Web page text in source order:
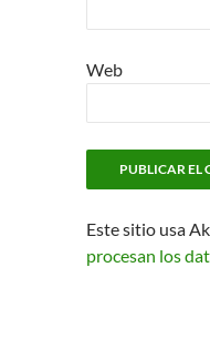
Web
Este sitio usa
procesan los